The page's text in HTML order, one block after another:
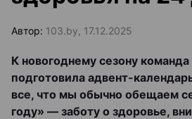
Автор: 103.by, 17.12.2025
К новогоднему сезону
подготовила адвент-
все, что мы обычно обещаем
году» — заботу о здоровье,